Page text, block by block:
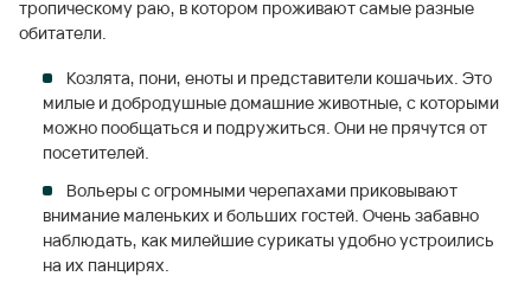
тропическому раю, в котором проживают самые разные
обитатели.
Козлята, пони, еноты и представители кошачьих. Это
милые и добродушные домашние животные, с которыми
можно пообщаться и подружиться. Они не прячутся от
посетителей.
Вольеры с огромными черепахами приковывают
внимание маленьких и больших гостей. Очень забавно
наблюдать, как милейшие сурикаты удобно устроились
на их панцирях.